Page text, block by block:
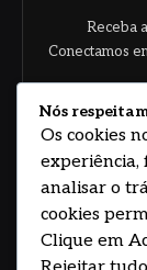
Receba
Conectamos
Nós
Os cookies
experiência,
analisar o
cookies
Clique em